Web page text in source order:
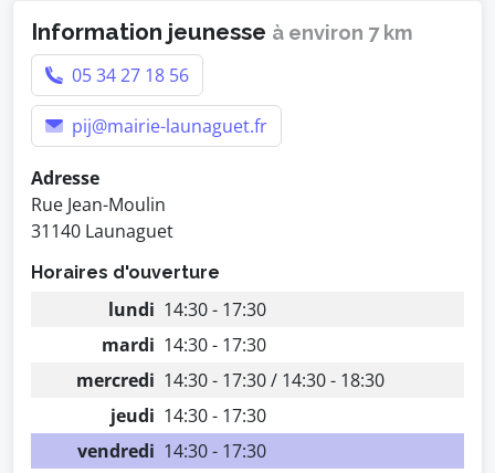
Information jeunesse à environ 7 km
05 34 27 18 56
pij@mairie-launaguet.fr
Adresse
Rue Jean-Moulin
31140 Launaguet
Horaires d'ouverture
lundi 14:30 - 17:30
mardi 14:30 - 17:30
mercredi 14:30 - 17:30 / 14:30 - 18:30
jeudi 14:30 - 17:30
vendredi 14:30 - 17:30